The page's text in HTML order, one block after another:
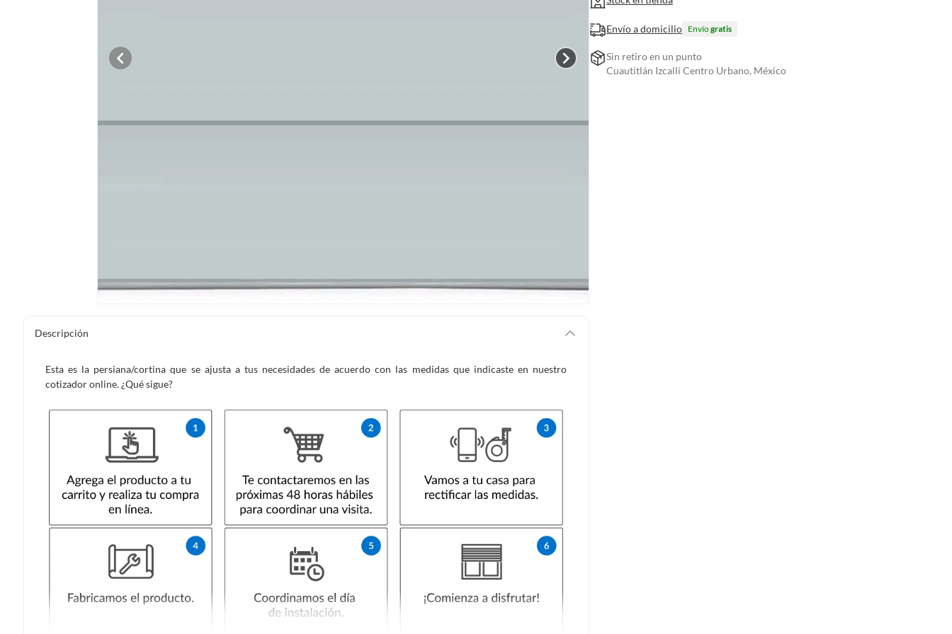
Descripción
Esta es la persiana/cortina que se ajusta a tus necesidades de acuerdo con las medidas que indicaste en nuestro
cotizador online. ¿Qué sigue?
Envío a domicilio Envíogratis
Sin retiro en un punto
Cuautitlán Izcalli Centro Urbano, México